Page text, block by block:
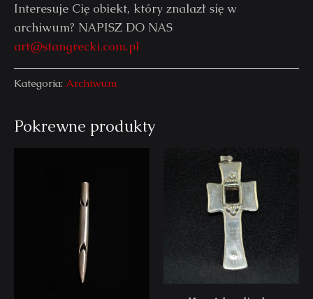
Interesuje Cię obiekt, który znalazł się w
archiwum? NAPISZ DO NAS
art@stangrecki.com.pl
Kategoria: Archiwum
Pokrewne produkty